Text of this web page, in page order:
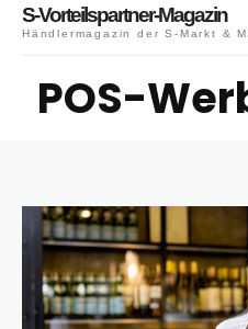
S-Vorteilspartner-Magazin
Händlermagazin der S-Markt &
POS-